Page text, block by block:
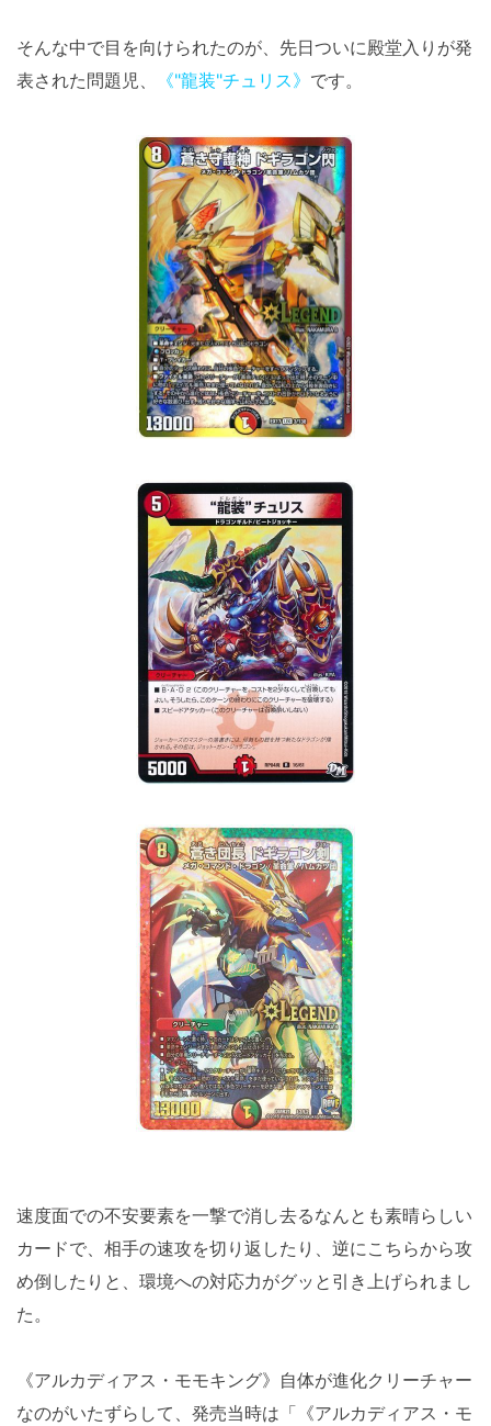
そんな中で目を向けられたのが、先日ついに殿堂入りが発
表された問題児、
《"龍装"チュリス》 です。
速度面での不安要素を一撃で消し去るなんとも素晴らしい
カードで、相手の速攻を切り返したり、逆にこちらから攻
め倒したりと、環境への対応力がグッと引き上げられまし
た。
《アルカディアス・モモキング》自体が進化クリーチャー
なのがいたずらして、発売当時は「《アルカディアス・モ